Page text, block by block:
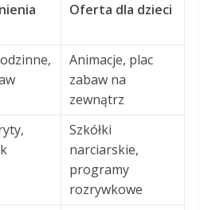
Oferta dla dzieci
Animacje, plac
zabaw na
zewnątrz
Szkółki
narciarskie,
programy
rozrywkowe